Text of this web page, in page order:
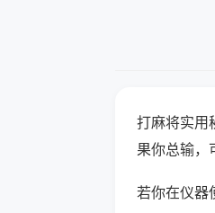
打麻将实用
果你总输，
若你在仪器